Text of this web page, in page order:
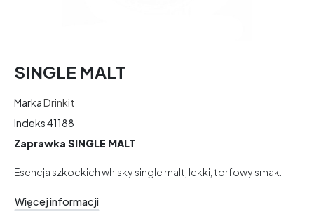
SINGLE MALT
MarkaDrinkit
Indeks41188
Zaprawka SINGLE MALT
Esencja szkockich whisky single malt, lekki, torfowy smak.
Więcej informacji